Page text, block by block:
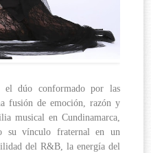
dúo conformado por las
fusión de emoción, razón y
musical en Cundinamarca,
su vínculo fraternal en un
del R&B, la energía del